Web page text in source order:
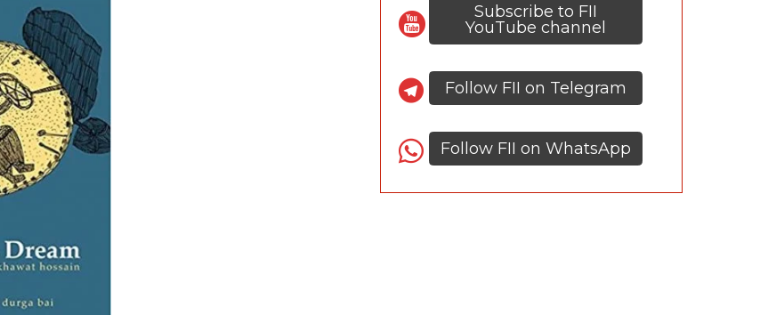
Subscribe to FII
YouTube channel
Follow FII on Telegram
Follow FII on WhatsApp